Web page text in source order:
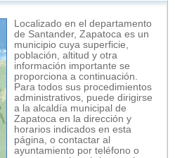
Localizado en el departamento
de Santander, Zapatoca es un
municipio cuya superficie,
población, altitud y otra
información importante se
proporciona a continuación.
Para todos sus procedimientos
administrativos, puede dirigirse
a la alcaldía municipal de
Zapatoca en la dirección y
horarios indicados en esta
página, o contactar al
ayuntamiento por teléfono o